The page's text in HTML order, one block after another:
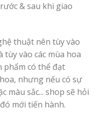
& sau khi giao
thuật nên tùy vào
tùy vào các mùa hoa
phẩm có thể đạt
nhưng nếu có sự
màu sắc... shop sẽ hỏi
mới tiến hành.